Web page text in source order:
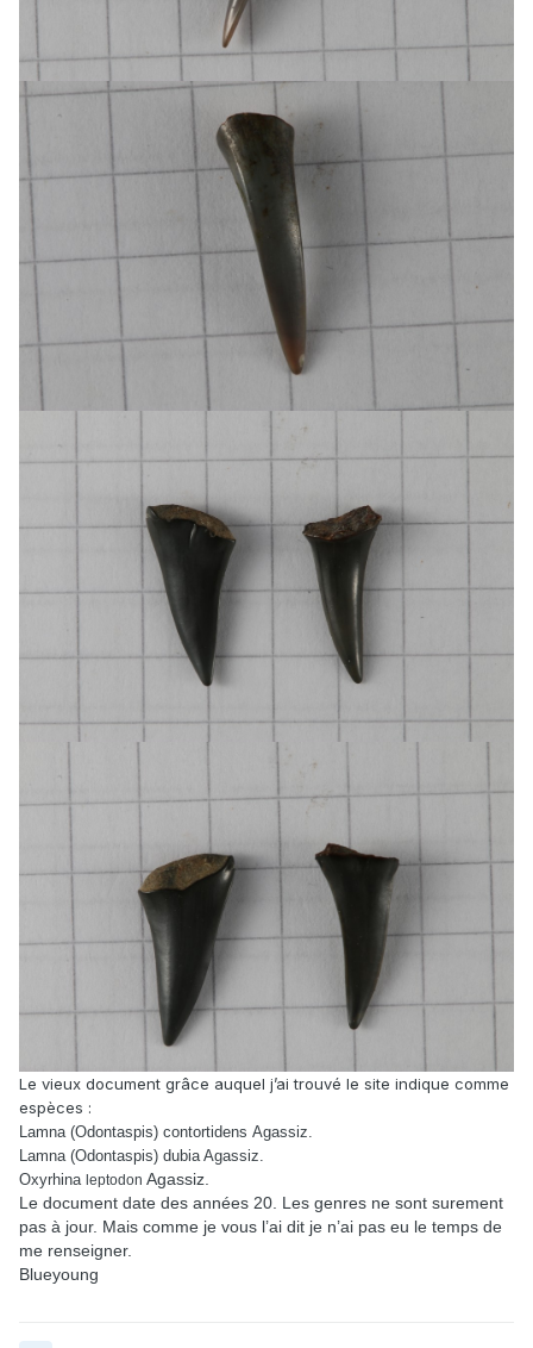
Le vieux document grâce auquel j’ai trouvé le site indique comme
espèces :
Lamna (Odontaspis) contortidens Agassiz.
Lamna (Odontaspis) dubia Agassiz.
Oxyrhina leptodon Agassiz.
Le document date des années 20. Les genres ne sont surement
pas à jour. Mais comme je vous l’ai dit je n’ai pas eu le temps de
me renseigner.
Blueyoung